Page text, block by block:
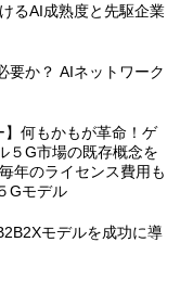
るAI成熟度と先駆企業
要か？ AIネットワーク
】何もかもが革命！ゲ
５G市場の既存概念を
年のライセンス費用も
Gモデル
モデルを成功に導